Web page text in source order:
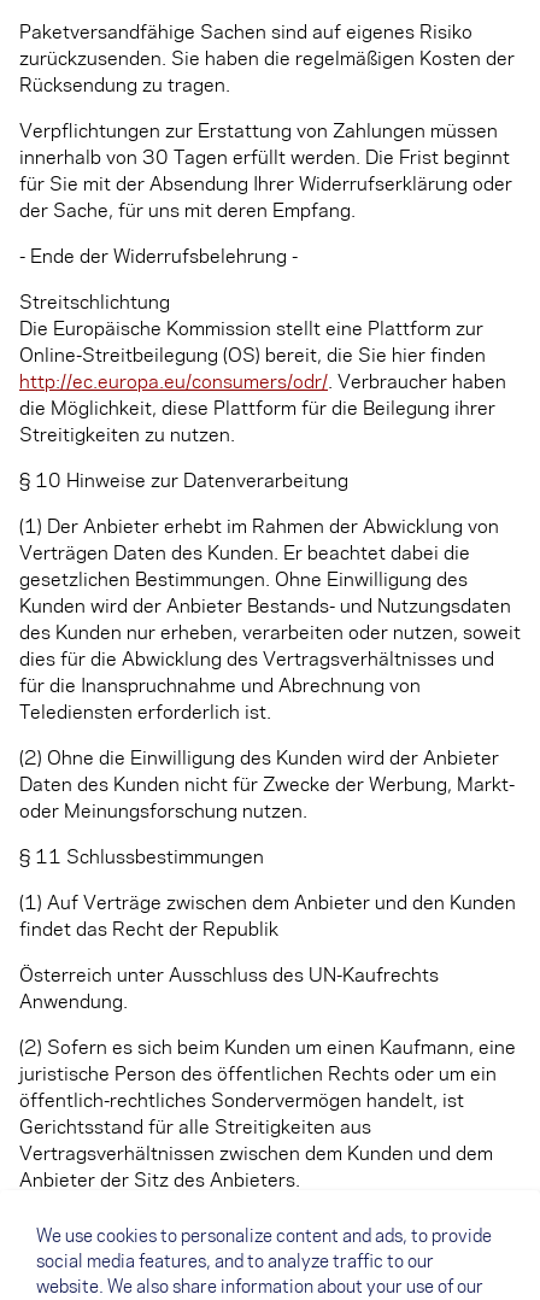
Paketversandfähige Sachen sind auf eigenes Risiko
zurückzusenden. Sie haben die regelmäßigen Kosten der
Rücksendung zu tragen.
Verpflichtungen zur Erstattung von Zahlungen müssen
innerhalb von 30 Tagen erfüllt werden. Die Frist beginnt
für Sie mit der Absendung Ihrer Widerrufserklärung oder
der Sache, für uns mit deren Empfang.
- Ende der Widerrufsbelehrung -
Streitschlichtung
Die Europäische Kommission stellt eine Plattform zur
Online-Streitbeilegung (OS) bereit, die Sie hier finden
http://ec.europa.eu/consumers/odr/. Verbraucher haben
die Möglichkeit, diese Plattform für die Beilegung ihrer
Streitigkeiten zu nutzen.
§ 10 Hinweise zur Datenverarbeitung
(1) Der Anbieter erhebt im Rahmen der Abwicklung von
Verträgen Daten des Kunden. Er beachtet dabei die
gesetzlichen Bestimmungen. Ohne Einwilligung des
Kunden wird der Anbieter Bestands- und Nutzungsdaten
des Kunden nur erheben, verarbeiten oder nutzen, soweit
dies für die Abwicklung des Vertragsverhältnisses und
für die Inanspruchnahme und Abrechnung von
Telediensten erforderlich ist.
(2) Ohne die Einwilligung des Kunden wird der Anbieter
Daten des Kunden nicht für Zwecke der Werbung, Markt-
oder Meinungsforschung nutzen.
§ 11 Schlussbestimmungen
(1) Auf Verträge zwischen dem Anbieter und den Kunden
findet das Recht der Republik
Österreich unter Ausschluss des UN-Kaufrechts
Anwendung.
(2) Sofern es sich beim Kunden um einen Kaufmann, eine
juristische Person des öffentlichen Rechts oder um ein
öffentlich-rechtliches Sondervermögen handelt, ist
Gerichtsstand für alle Streitigkeiten aus
Vertragsverhältnissen zwischen dem Kunden und dem
Anbieter der Sitz des Anbieters.
(3) Der Vertrag bleibt auch bei rechtlicher Unwirksamkeit
einzelner Punkte in seinen übrigen Teilen verbindlich.
We use cookies to personalize content and ads, to provide
social media features, and to analyze traffic to our
website. We also share information about your use of our